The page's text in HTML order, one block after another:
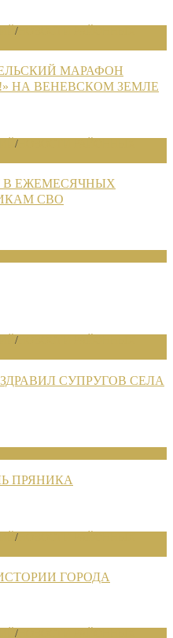
/
МАРАФОН
НА ВЕНЕВСКОМ ЗЕМЛЕ
/
ЕЖЕМЕСЯЧНЫХ
СВО
/
СУПРУГОВ СЕЛА
ПРЯНИКА
/
ГОРОДА
/